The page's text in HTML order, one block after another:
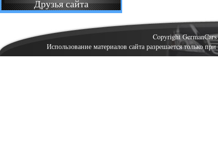
Друзья сайта
Copyright
Использование материалов сайта разрешается только